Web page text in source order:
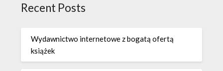
Recent Posts
Wydawnictwo internetowe z bogatą ofertą
książek